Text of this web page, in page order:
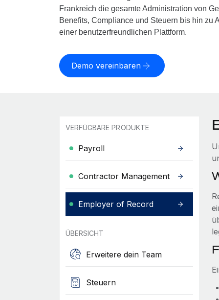
Frankreich die gesamte Administration von
Benefits, Compliance und Steuern bis hin zu
einer benutzerfreundlichen Plattform.
Demo vereinbaren
VERFÜGBARE PRODUKTE
Payroll
Contractor Management
Employer of Record
ÜBERSICHT
Erweitere dein Team
Steuern